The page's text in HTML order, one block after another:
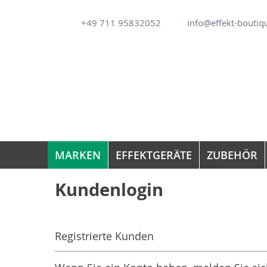
+49 711 95832052 info@effekt-
MARKEN EFFEKTGERÄTE ZUBEHÖR
Kundenlogin
Registrierte Kunden